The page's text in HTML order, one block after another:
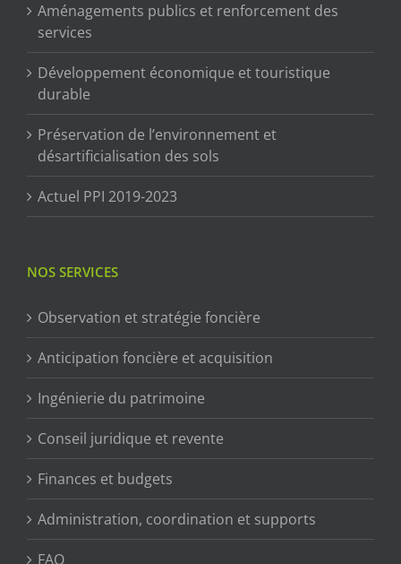
Aménagements publics et renforcement des
services
Développement économique et touristique
durable
Préservation de l’environnement et
désartificialisation des sols
Actuel PPI 2019-2023
NOS SERVICES
Observation et stratégie foncière
Anticipation foncière et acquisition
Ingénierie du patrimoine
Conseil juridique et revente
Finances et budgets
Administration, coordination et supports
FAQ